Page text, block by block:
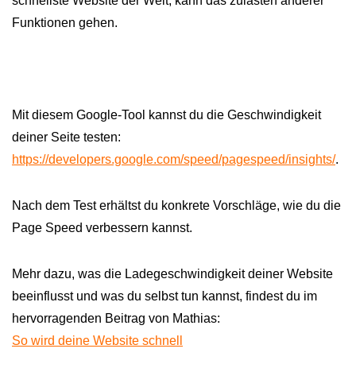
Funktionen gehen.
Mit diesem Google-Tool kannst du die Geschwindigkeit
deiner Seite testen:
https://developers.google.com/speed/pagespeed/insights/.
Nach dem Test erhältst du konkrete Vorschläge, wie du die
Page Speed verbessern kannst.
Mehr dazu, was die Ladegeschwindigkeit deiner Website
beeinflusst und was du selbst tun kannst, findest du im
hervorragenden Beitrag von Mathias:
So wird deine Website schnell